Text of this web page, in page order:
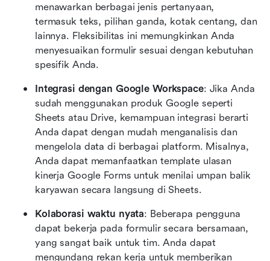
menawarkan berbagai jenis pertanyaan,
termasuk teks, pilihan ganda, kotak centang, dan
lainnya. Fleksibilitas ini memungkinkan Anda
menyesuaikan formulir sesuai dengan kebutuhan
spesifik Anda.
Integrasi dengan Google Workspace: Jika Anda
sudah menggunakan produk Google seperti
Sheets atau Drive, kemampuan integrasi berarti
Anda dapat dengan mudah menganalisis dan
mengelola data di berbagai platform. Misalnya,
Anda dapat memanfaatkan template ulasan
kinerja Google Forms untuk menilai umpan balik
karyawan secara langsung di Sheets.
Kolaborasi waktu nyata: Beberapa pengguna
dapat bekerja pada formulir secara bersamaan,
yang sangat baik untuk tim. Anda dapat
mengundang rekan kerja untuk memberikan